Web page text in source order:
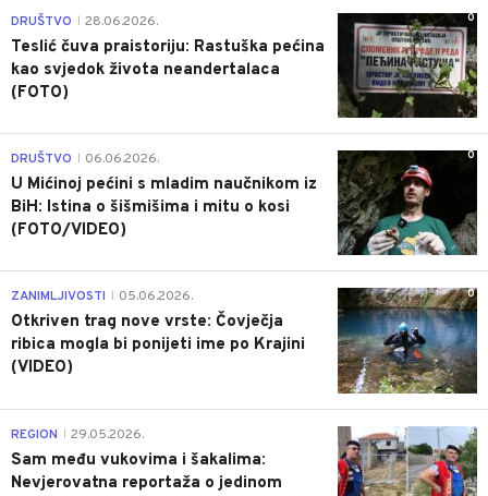
0
DRUŠTVO 28.06.2026.
Teslić čuva praistoriju: Rastuška pećina
kao svjedok života neandertalaca
(FOTO)
0
DRUŠTVO 06.06.2026.
U Mićinoj pećini s mladim naučnikom iz
BiH: Istina o šišmišima i mitu o kosi
(FOTO/VIDEO)
0
ZANIMLJIVOSTI 05.06.2026.
Otkriven trag nove vrste: Čovječja
ribica mogla bi ponijeti ime po Krajini
(VIDEO)
0
REGION 29.05.2026.
Sam među vukovima i šakalima:
Nevjerovatna reportaža o jedinom